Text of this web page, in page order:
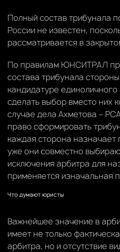
Полный состав трибунала
России не известен,
рассматривается в
По правилам ЮНСИТРАЛ
состава трибунала
кандидатуре
сделать выбор вместо них
случае дела Ахметова –
право сформировать
каждая сторона назначает
уже они совместно
исключения арбитра для
применяется изначальная
Что думают юристы
Важнейшее значение в
имеет не только
арбитра, но и отсутствие